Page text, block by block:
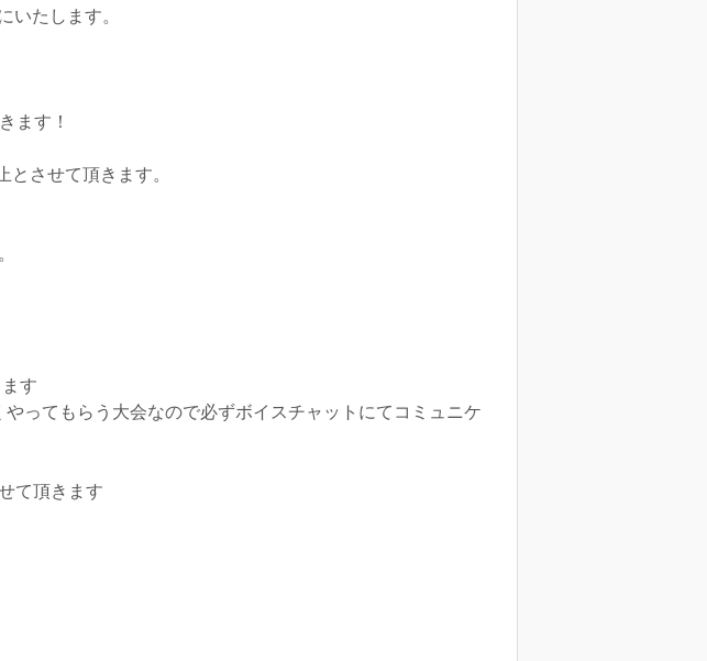
いたします。
ます！
させて頂きます。
す
ってもらう大会なので必ずボイスチャットにてコミュニケ
て頂きます